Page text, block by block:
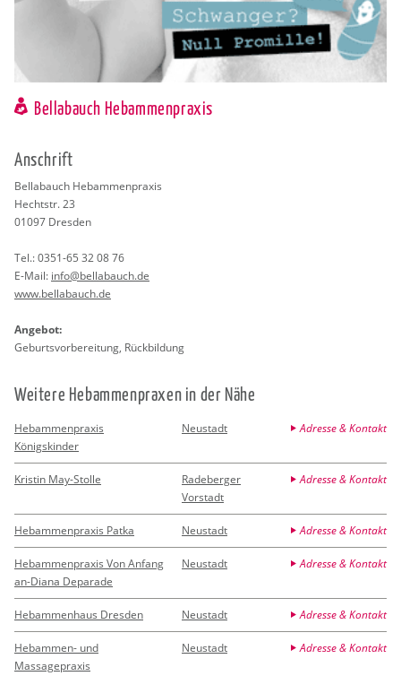
Bellabauch Hebammenpraxis
An­schrift
Bel­la­bauch Heb­am­men­pra­xis
Hechtstr. 23
01097 Dres­den
Tel.:0351-65 32 08 76
E-Mail: info@​bellabauch.​de
www.​bellabauch.​de
An­ge­bot:
Ge­burts­vor­be­rei­tung, Rück­bil­dung
Wei­te­re Heb­am­men­pra­xen in der Nähe
Hebammenpraxis
Königskinder
Neustadt Adresse & Kontakt
Kristin May-Stolle
Radeberger
Vorstadt
Adresse & Kontakt
Hebammenpraxis Patka Neustadt Adresse & Kontakt
Hebammenpraxis Von Anfang
an-Diana Deparade
Neustadt Adresse & Kontakt
Hebammenhaus Dresden Neustadt Adresse & Kontakt
Hebammen- und
Massagepraxis
Neustadt Adresse & Kontakt